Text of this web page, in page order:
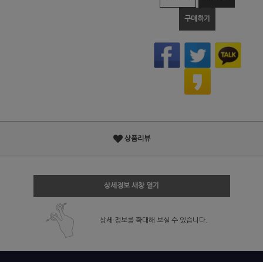
구매하기
상품리뷰
상세정보 새창 열기
상세 정보를 확대해 보실 수 있습니다.